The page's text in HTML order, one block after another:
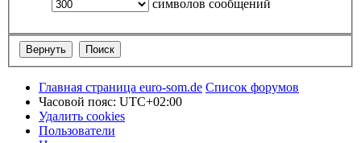
символов сообщений
Главная страница euro-som.de Список форумов
Часовой пояс: UTC+02:00
Удалить cookies
Пользователи